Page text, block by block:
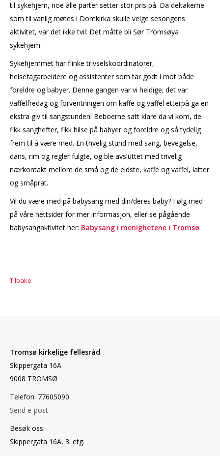
til sykehjem, noe alle parter setter stor pris på. Da deltakerne
som til vanlig møtes i Domkirka skulle velge sesongens
aktivitet, var det ikke tvil: Det måtte bli Sør Tromsøya
sykehjem.
Sykehjemmet har flinke trivselskoordinatorer,
helsefagarbeidere og assistenter som tar godt i mot både
foreldre og babyer. Denne gangen var vi heldige; det var
vaffelfredag og forventningen om kaffe og vaffel etterpå ga en
ekstra giv til sangstunden! Beboerne satt klare da vi kom, de
fikk sanghefter, fikk hilse på babyer og foreldre og så tydelig
frem til å være med. En trivelig stund med sang, bevegelse,
dans, rim og regler fulgte, og ble avsluttet med trivelig
nærkontakt mellom de små og de eldste, kaffe og vaffel, latter
og småprat.
Vil du være med på babysang med din/deres baby? Følg med
på våre nettsider for mer informasjon, eller se pågående
babysangaktivitet her: Babysang i menighetene i Tromsø
Tilbake
Tromsø kirkelige fellesråd
Skippergata 16A
9008 TROMSØ
Telefon: 77605090
Send e-post
Besøk oss:
Skippergata 16A, 3. etg.